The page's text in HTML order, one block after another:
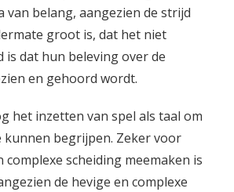
van belang, aangezien de strijd
groot is, dat het niet
is dat hun beleving over de
en gehoord wordt.
het inzetten van spel als taal om
kunnen begrijpen. Zeker voor
complexe scheiding meemaken is
de hevige en complexe